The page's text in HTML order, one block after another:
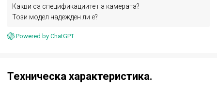
Какви са спецификациите на камерата?
Този модел надежден ли е?
Powered by ChatGPT.
Техническа характеристика.